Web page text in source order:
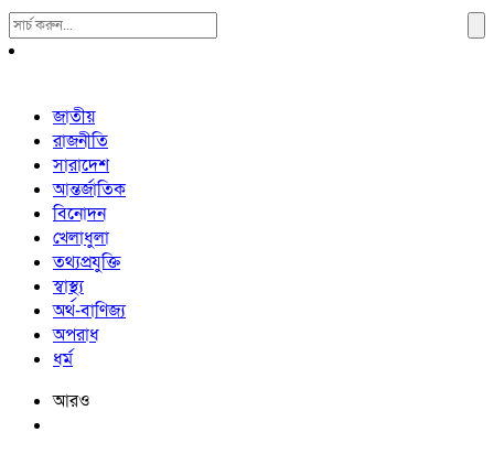
Search
For:
জাতীয়
রাজনীতি
সারাদেশ
আন্তর্জাতিক
বিনোদন
খেলাধুলা
তথ্যপ্রযুক্তি
স্বাস্থ্য
অর্থ-বাণিজ্য
অপরাধ
ধর্ম
আরও